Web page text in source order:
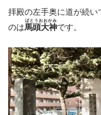
拝殿の左手奥に道が続い
のは馬頭大神
ばとうおおかみ
です。